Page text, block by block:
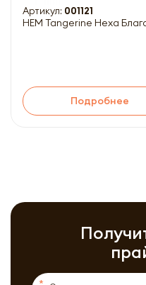
Артикул: 001121
HEM Tangerine Hexa
Подробнее